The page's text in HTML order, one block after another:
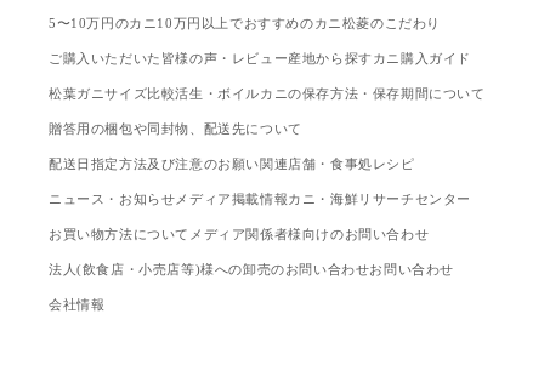
5〜10万円のカニ 10万円以上でおすすめのカニ 松菱のこだわり
ご購入いただいた皆様の声・レビュー産地から探すカニ購入ガイド
松葉ガニサイズ比較活生・ボイルカニの保存方法・保存期間について
贈答用の梱包や同封物、配送先について
配送日指定方法及び注意のお願い関連店舗・食事処レシピ
ニュース・お知らせ メディア掲載情報カニ・海鮮リサーチセンター
お買い物方法について メディア関係者様向けのお問い合わせ
法人(飲食店・小売店等)様への卸売のお問い合わせお問い合わせ
会社情報